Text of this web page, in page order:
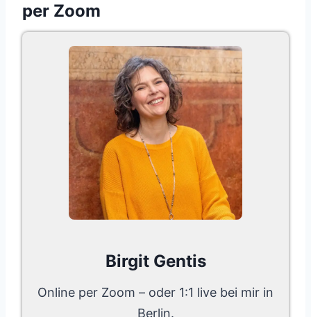
per Zoom
Birgit Gentis
Online per Zoom – oder 1:1 live bei mir in
Berlin.